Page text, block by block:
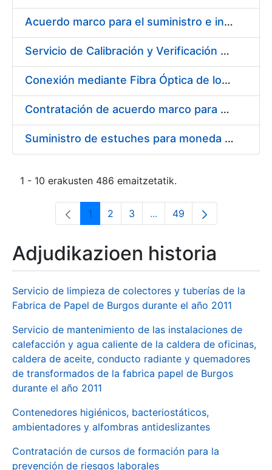
Acuerdo marco para el suministro e instalación de persianas, estores y otros complementos
Servicio de Calibración y Verificación Externa de los Equipos de Medición del Servicio de Prevención de la FNMT-RCM
Conexión mediante Fibra Óptica de los Centros de Proceso de Datos (CPDs) de las sedes de la FNMT-RCM de Burgos y Madrid
Contratación de acuerdo marco para el Suministro de Material de Electricidad para la Fábrica Nacional de Moneda y Timbre-Real Casa de la Moneda en su centro de trabajo de Burgos
Suministro de estuches para moneda de 30 €
1 - 10 erakusten 486 emaitzetatik.
Orrialdea
1 Orrialdea
2 Orrialdea
3 ...Intermediate Pages Use
Orrialdea
49
Adjudikazioen historia
Servicio de limpieza de colectores y tuberías de la
Fabrica de Papel de Burgos durante el año 2011
Servicio de mantenimiento de las instalaciones de
calefacción y agua caliente de la caldera de oficinas,
caldera de aceite, conducto radiante y quemadores
de transformados de la fabrica papel de Burgos
durante el año 2011
Contenedores higiénicos, bacteriostáticos,
ambientadores y alfombras antideslizantes
Contratación de cursos de formación para la
prevención de riesgos laborales